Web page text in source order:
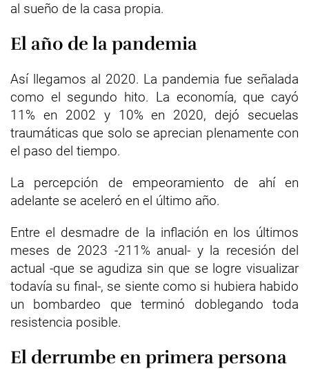
al sueño de la casa propia.
El año de la pandemia
Así llegamos al 2020. La pandemia fue señalada
como el segundo hito. La economía, que cayó
11% en 2002 y 10% en 2020, dejó secuelas
traumáticas que solo se aprecian plenamente con
el paso del tiempo.
La percepción de empeoramiento de ahí en
adelante se aceleró en el último año.
Entre el desmadre de la inflación en los últimos
meses de 2023 -211% anual- y la recesión del
actual -que se agudiza sin que se logre visualizar
todavía su final-, se siente como si hubiera habido
un bombardeo que terminó doblegando toda
resistencia posible.
El derrumbe en primera persona